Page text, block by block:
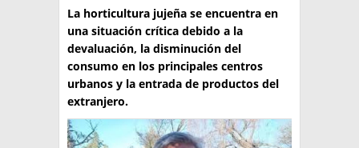
INTERES GENERAL
LA PAPA
RESOLUCIONES Y NORMATIVAS
ENLACES
ARGENPAPA
PUBLICIDAD
QUIENES SOMOS
CONTACTO
BUSCAR NOTICIAS
BUSCAR
La horticultura jujeña se encuentra en
una situación crítica debido a la
devaluación, la disminución del
consumo en los principales centros
urbanos y la entrada de productos del
extranjero.